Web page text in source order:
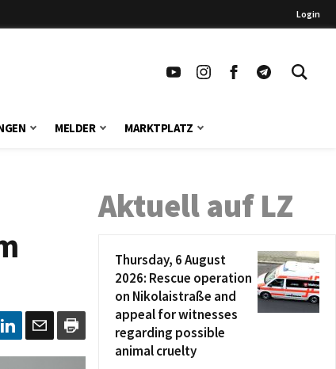
Login
MELDER MARKTPLATZ
Aktuell auf LZ
Thursday, 6 August
2026: Rescue operation
on Nikolaistraße and
appeal for witnesses
regarding possible
animal cruelty